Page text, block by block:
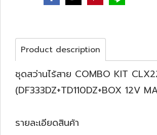
Product description
ชุดสว่านไร้สาย COMBO KIT
(DF333DZ+TD110DZ+BOX 12V
รายละเอียดสินค้า